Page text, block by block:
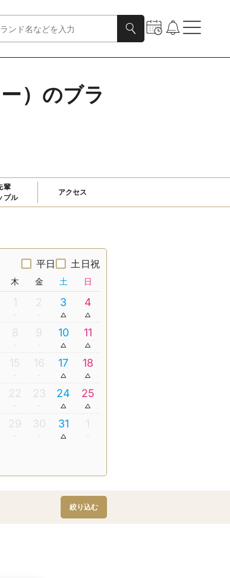
）のブラ
輩
プル
アクセス
平日 土日祝
木 金 土 日
1 2 3 4
8 9 10 11
15 16 17 18
22 23 24 25
29 30 31 1
絞り込む